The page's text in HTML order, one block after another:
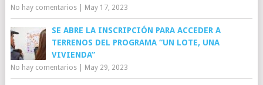
No hay comentarios| May 17, 2023
SE ABRE LA INSCRIPCIÓN PARA ACCEDER A
TERRENOS DEL PROGRAMA “UN LOTE, UNA
VIVIENDA”
No hay comentarios| May 29, 2023